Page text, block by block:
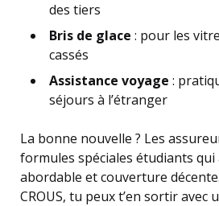
des tiers
Bris de glace : pour les
cassés
Assistance voyage :
séjours à l’étranger
La bonne nouvelle ? Les
formules spéciales étudiants
abordable et couverture
CROUS, tu peux t’en sortir avec